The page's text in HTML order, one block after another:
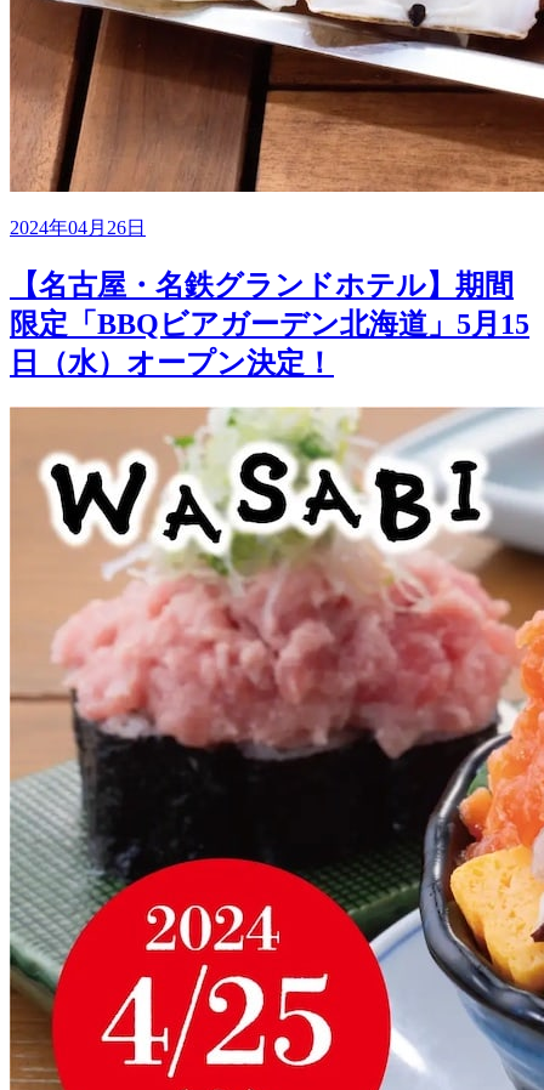
2024年04月26日
【名古屋・名鉄グランドホテル】期間
限定「BBQビアガーデン北海道」5月15
日（水）オープン決定！